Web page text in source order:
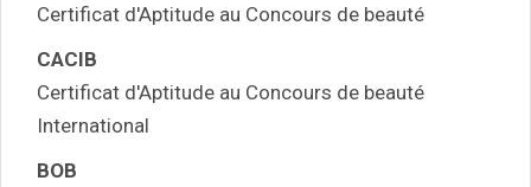
Certificat d'Aptitude au Concours de beauté
CACIB
Certificat d'Aptitude au Concours de beauté
International
BOB